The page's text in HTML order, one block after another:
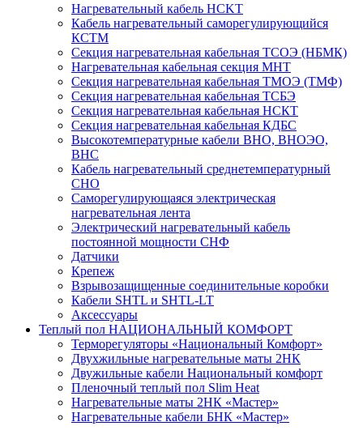
Нагревательный кабель НCKТ
Кабель нагревательный саморегулирующийся
КСТМ
Секция нагревательная кабельная ТСОЭ (НБМК)
Нагревательная кабельная секция МНТ
Секция нагревательная кабельная ТМОЭ (ТМФ)
Секция нагревательная кабельная ТСБЭ
Секция нагревательная кабельная НСКТ
Секция нагревательная кабельная КДБС
Высокотемпературные кабели ВНО, ВНОЭО,
ВНС
Кабель нагревательный среднетемпературный
СНО
Саморегулирующаяся электрическая
нагревательная лента
Электрический нагревательный кабель
постоянной мощности СНФ
Датчики
Крепеж
Взрывозащищенные соединительные коробки
Кабели SHTL и SHTL-LT
Аксессуары
Теплый пол НАЦИОНАЛЬНЫЙ КОМФОРТ
Терморегуляторы «Национальный Комфорт»
Двухжильные нагревательные маты 2НК
Двужильные кабели Национальный комфорт
Пленочный теплый пол Slim Heat
Нагревательные маты 2НК «Мастер»
Нагревательные кабели БНК «Мастер»